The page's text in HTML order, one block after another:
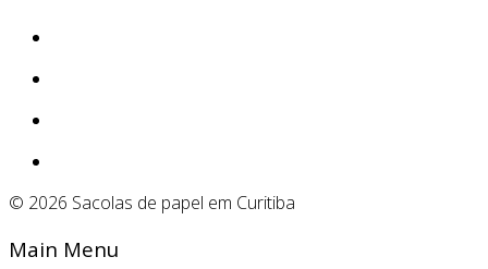
© 2026 Sacolas de papel em Curitiba
Main Menu